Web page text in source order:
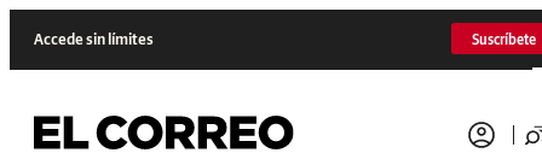
Accede sin límites Suscríbete